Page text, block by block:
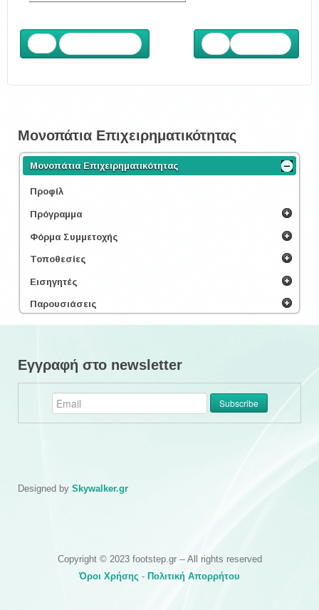
Μονοπάτια Επιχειρηματικότητας
Μονοπάτια Επιχειρηματικότητας
Προφίλ
Πρόγραμμα
Φόρμα Συμμετοχής
Τοποθεσίες
Εισηγητές
Παρουσιάσεις
Εγγραφή στο newsletter
Designed by Skywalker.gr
Copyright © 2023 footstep.gr -- All rights reserved
Όροι Χρήσης - Πολιτική Απορρήτου